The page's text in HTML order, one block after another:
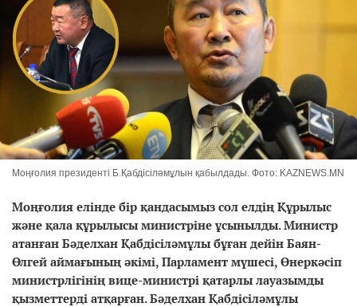
Моңғолия президенті Б.Қабдісіләмұлын қабылдады. Фото: KAZNEWS.MN
Моңғолия елінде бір қандасымыз сол елдің Құрылыс
және қала құрылысы министріне ұсынылды. Министр
атанған Бәделхан Қабдісіләмұлы бұған дейін Баян-
Өлгей аймағының әкімі, Парламент мүшесі, Өнеркәсіп
министрлігінің вице-министрі қатарлы лауазымды
қызметтерді атқарған. Бәделхан Қабдісіләмұлы